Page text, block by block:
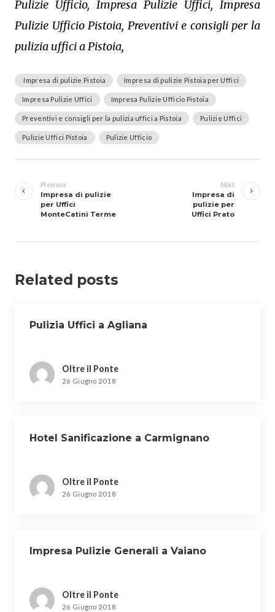
Pulizie Ufficio, Impresa Pulizie Uffici, Impresa
Pulizie Ufficio Pistoia, Preventivi e consigli per la
pulizia uffici a Pistoia,
Impresa di pulizie Pistoia Impresa di pulizie Pistoia per Uffici
Impresa Pulizie Uffici Impresa Pulizie Ufficio Pistoia
Preventivi e consigli per la pulizia uffici a Pistoia Pulizie Uffici
Pulizie Uffici Pistoia Pulizie Ufficio
articoli
Previous
Impresa di pulizie
per Uffici
MonteCatini Terme
Next
Impresa di
pulizie per
Uffici Prato
Related posts
Pulizia Uffici a Agliana
Oltre il Ponte
26 Giugno 2018
Hotel Sanificazione a Carmignano
Oltre il Ponte
26 Giugno 2018
Impresa Pulizie Generali a Vaiano
Oltre il Ponte
26 Giugno 2018